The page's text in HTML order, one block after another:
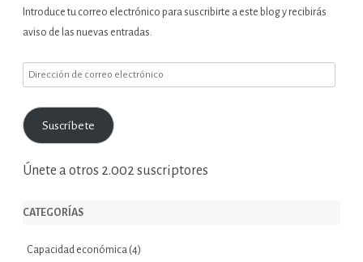
Introduce tu correo electrónico para suscribirte a este blog y recibirás
aviso de las nuevas entradas.
Dirección
correo
electrónico
Suscríbete
Únete a otros 2.002 suscriptores
CATEGORÍAS
Capacidad económica (4)